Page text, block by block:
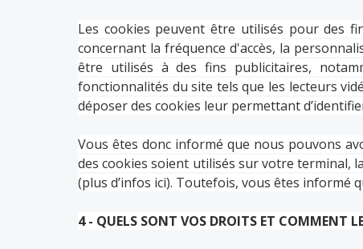
Les cookies peuvent être utilisés pour des
concernant la fréquence d'accès, la
être utilisés à des fins publicitaires,
fonctionnalités du site tels que les lecteurs
déposer des cookies leur permettant
Vous êtes donc informé que nous pouvons
des cookies soient utilisés sur votre terminal,
(plus d’infos ici). Toutefois, vous êtes informé
4 - QUELS SONT VOS DROITS ET COMMENT